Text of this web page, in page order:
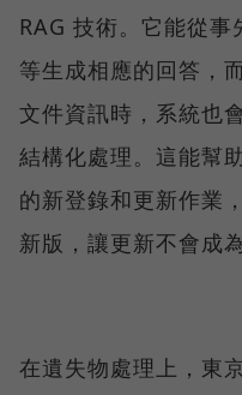
RAG 技術。它能從
等生成相應的回答，
文件資訊時，系統也
結構化處理。這能幫
的新登錄和更新作業
新版，讓更新不會成
在遺失物處理上，東